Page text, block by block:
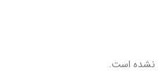
نشده است.